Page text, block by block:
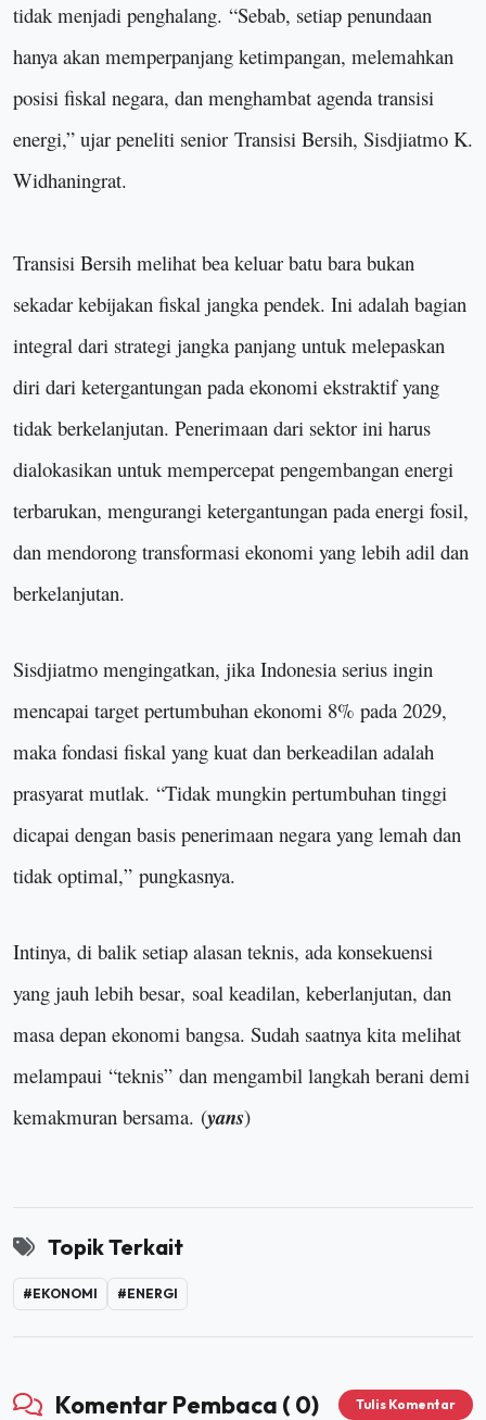
tidak menjadi penghalang. “Sebab, setiap penundaan
hanya akan memperpanjang ketimpangan, melemahkan
posisi fiskal negara, dan menghambat agenda transisi
energi,” ujar peneliti senior Transisi Bersih, Sisdjiatmo K.
Widhaningrat.
Transisi Bersih melihat bea keluar batu bara bukan
sekadar kebijakan fiskal jangka pendek. Ini adalah bagian
integral dari strategi jangka panjang untuk melepaskan
diri dari ketergantungan pada ekonomi ekstraktif yang
tidak berkelanjutan. Penerimaan dari sektor ini harus
dialokasikan untuk mempercepat pengembangan energi
terbarukan, mengurangi ketergantungan pada energi fosil,
dan mendorong transformasi ekonomi yang lebih adil dan
berkelanjutan.
Sisdjiatmo mengingatkan, jika Indonesia serius ingin
mencapai target pertumbuhan ekonomi 8% pada 2029,
maka fondasi fiskal yang kuat dan berkeadilan adalah
prasyarat mutlak. “Tidak mungkin pertumbuhan tinggi
dicapai dengan basis penerimaan negara yang lemah dan
tidak optimal,” pungkasnya.
Intinya, di balik setiap alasan teknis, ada konsekuensi
yang jauh lebih besar, soal keadilan, keberlanjutan, dan
masa depan ekonomi bangsa. Sudah saatnya kita melihat
melampaui “teknis” dan mengambil langkah berani demi
kemakmuran bersama. (yans)
Topik Terkait
#EKONOMI #ENERGI
Komentar Pembaca ( 0) Tulis Komentar